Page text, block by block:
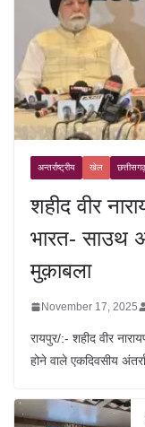
अन्तर्राष्ट्रीय खेल छत्तीसगढ़
शहीद वीर
भारत- साउथ
मुक़ाबला
November 17, 2025
रायपुर/:- शहीद वीर
होने वाले एकदिवसीय